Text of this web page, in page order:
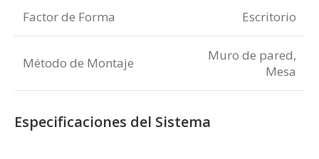
Factor de Forma Escritorio
Método de Montaje
Muro de pared,
Mesa
Especificaciones del Sistema